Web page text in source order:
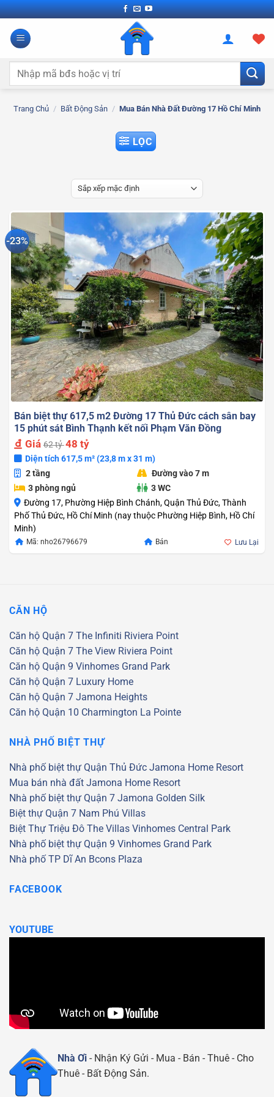
Bỏ
qua
nội
Tìm
Trang Chủ / Bất Động Sản / Mua Bán Nhà Đất Đường 17 Hồ Chí Minh
LỌC
-23%
Bán biệt thự 617,5 m2 Đường 17 Thủ Đức cách sân bay
15 phút sát Bình Thạnh kết nối Phạm Văn Đồng
Giá62 tỷ48 tỷ
Diện tích 617,5 m² (23,8 m x 31 m)
2 tầng
Đường vào 7 m
3 phòng ngủ
3 WC
Đường 17, Phường Hiệp Bình Chánh, Quận Thủ Đức, Thành
Phố Thủ Đức, Hồ Chí Minh (nay thuộc Phường Hiệp Bình, Hồ Chí
Minh)
Mã: nho26796679 Bán
Giá
gốc
Giá
hiện
Lưu Lại
CĂN HỘ
Căn hộ Quận 7 The Infiniti Riviera Point
Căn hộ Quận 7 The View Riviera Point
Căn hộ Quận 9 Vinhomes Grand Park
Căn hộ Quận 7 Luxury Home
Căn hộ Quận 7 Jamona Heights
Căn hộ Quận 10 Charmington La Pointe
NHÀ PHỐ BIỆT THỰ
Nhà phố biệt thự Quận Thủ Đức Jamona Home Resort
Mua bán nhà đất Jamona Home Resort
Nhà phố biệt thự Quận 7 Jamona Golden Silk
Biệt thự Quận 7 Nam Phú Villas
Biệt Thự Triệu Đô The Villas Vinhomes Central Park
Nhà phố biệt thự Quận 9 Vinhomes Grand Park
Nhà phố TP Dĩ An Bcons Plaza
FACEBOOK
YOUTUBE
Nhà Ơi - Nhận Ký Gửi - Mua - Bán - Thuê - Cho
Thuê - Bất Động Sản.